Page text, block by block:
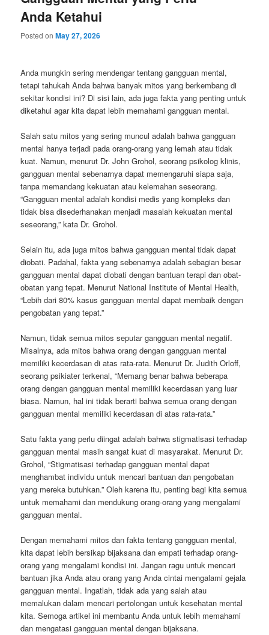
Anda Ketahui
Posted onMay 27, 2026
Anda mungkin sering mendengar tentang gangguan mental,
tetapi tahukah Anda bahwa banyak mitos yang berkembang di
sekitar kondisi ini? Di sisi lain, ada juga fakta yang penting untuk
diketahui agar kita dapat lebih memahami gangguan mental.
Salah satu mitos yang sering muncul adalah bahwa gangguan
mental hanya terjadi pada orang-orang yang lemah atau tidak
kuat. Namun, menurut Dr. John Grohol, seorang psikolog klinis,
gangguan mental sebenarnya dapat memengaruhi siapa saja,
tanpa memandang kekuatan atau kelemahan seseorang.
“Gangguan mental adalah kondisi medis yang kompleks dan
tidak bisa disederhanakan menjadi masalah kekuatan mental
seseorang,” kata Dr. Grohol.
Selain itu, ada juga mitos bahwa gangguan mental tidak dapat
diobati. Padahal, fakta yang sebenarnya adalah sebagian besar
gangguan mental dapat diobati dengan bantuan terapi dan obat-
obatan yang tepat. Menurut National Institute of Mental Health,
“Lebih dari 80% kasus gangguan mental dapat membaik dengan
pengobatan yang tepat.”
Namun, tidak semua mitos seputar gangguan mental negatif.
Misalnya, ada mitos bahwa orang dengan gangguan mental
memiliki kecerdasan di atas rata-rata. Menurut Dr. Judith Orloff,
seorang psikiater terkenal, “Memang benar bahwa beberapa
orang dengan gangguan mental memiliki kecerdasan yang luar
biasa. Namun, hal ini tidak berarti bahwa semua orang dengan
gangguan mental memiliki kecerdasan di atas rata-rata.”
Satu fakta yang perlu diingat adalah bahwa stigmatisasi terhadap
gangguan mental masih sangat kuat di masyarakat. Menurut Dr.
Grohol, “Stigmatisasi terhadap gangguan mental dapat
menghambat individu untuk mencari bantuan dan pengobatan
yang mereka butuhkan.” Oleh karena itu, penting bagi kita semua
untuk memahami dan mendukung orang-orang yang mengalami
gangguan mental.
Dengan memahami mitos dan fakta tentang gangguan mental,
kita dapat lebih bersikap bijaksana dan empati terhadap orang-
orang yang mengalami kondisi ini. Jangan ragu untuk mencari
bantuan jika Anda atau orang yang Anda cintai mengalami gejala
gangguan mental. Ingatlah, tidak ada yang salah atau
memalukan dalam mencari pertolongan untuk kesehatan mental
kita. Semoga artikel ini membantu Anda untuk lebih memahami
dan mengatasi gangguan mental dengan bijaksana.